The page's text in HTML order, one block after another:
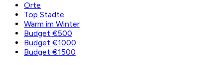
Orte
Top Städte
Warm im Winter
Budget €500
Budget €1000
Budget €1500